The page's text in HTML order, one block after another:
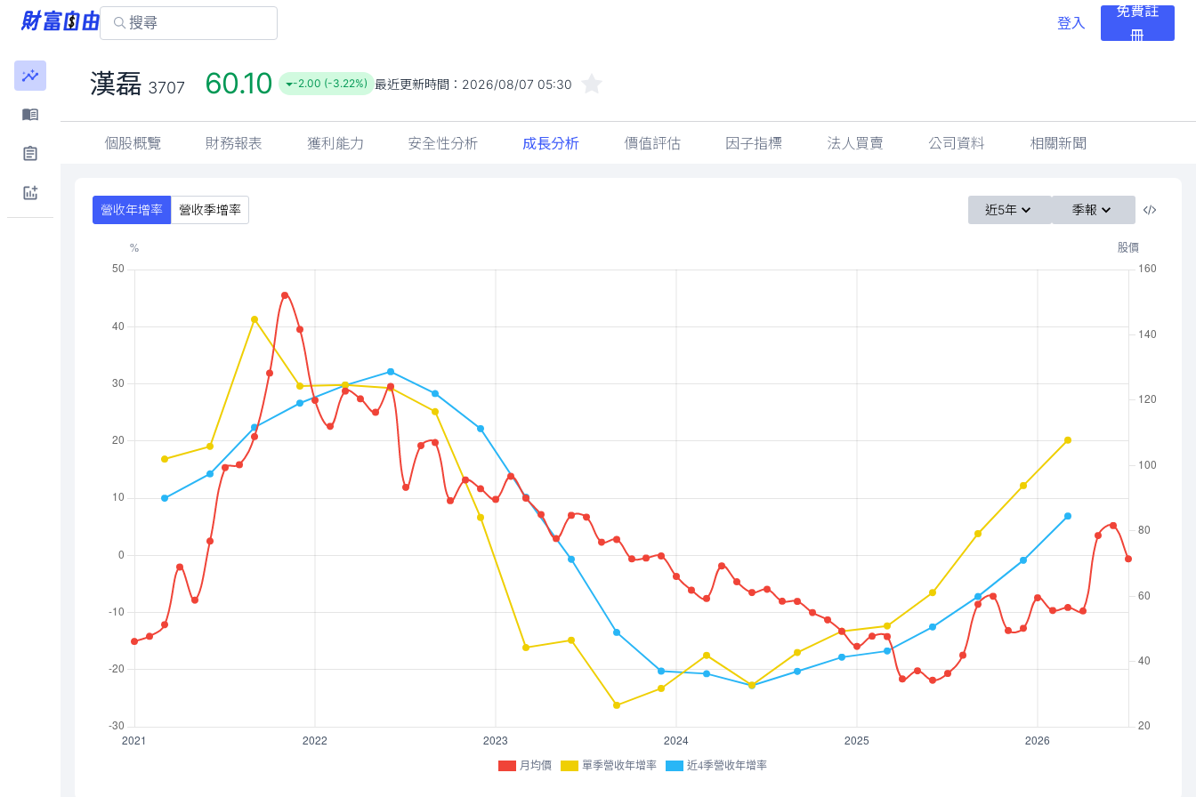
登入
免費註
冊
漢磊 3707 60.10 -2.00 (-3.22%) 最近更新時間： 2026/08/07 05:30
個股概覽 財務報表 獲利能力 安全性分析 成長分析 價值評估 因子指標 法人買賣 公司資料 相關新聞
營收年增率 營收季增率 近5年 季報
月均價 單季營收年增率 近4季營收年增率